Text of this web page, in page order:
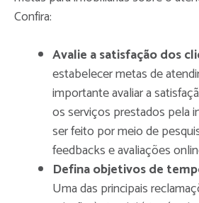
Confira:
Avalie a satisfação dos
estabelecer metas de
importante avaliar a
os serviços prestados pela
ser feito por meio de
feedbacks e avaliações
Defina objetivos de
Uma das principais